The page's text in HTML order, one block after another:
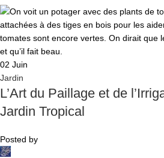
02 Juin
Jardin
L’Art du Paillage et de
Jardin Tropical
Posted by